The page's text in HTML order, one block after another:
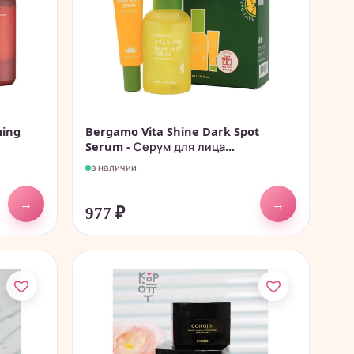
→
Bergamo Vita Shine Dark Spot
Serum - Серум для лица...
в наличии
977 ₽
→